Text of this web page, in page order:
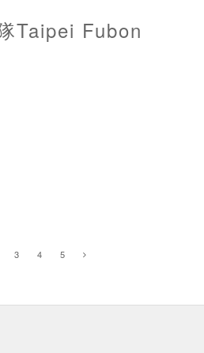
逛」，更能滿溢假期感，「假期咖啡
的規定，設置飲食友善空間
Taipei Fubon
合作「愛的MO力轉圈圈」主題
3 4 5